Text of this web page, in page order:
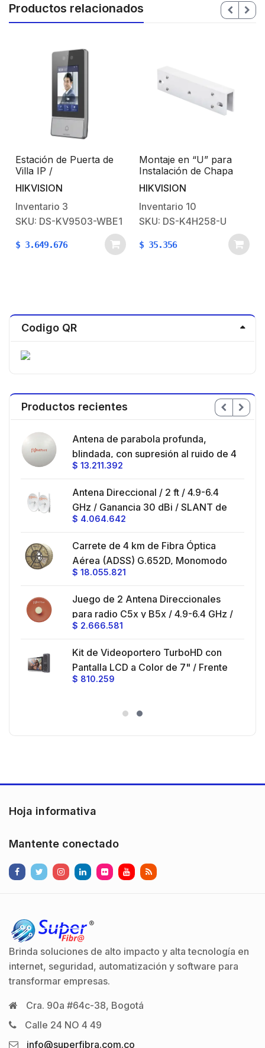
Productos relacionados
Estación de Puerta de
Villa IP /
Reconocimiento Facial /
Pantalla LCD Colorida
de 4,3 Pulgadas / Nivel
deProtección Superior
IK08 e IP65
HIKVISION
Inventario 3
SKU: DS-KV9503-WBE1
$ 3.649.676
Montaje en “U” para
Instalación de Chapa
Magnética DS-K4H258S
en Puerta de Cristal
(Vidrio)
HIKVISION
Inventario 10
SKU: DS-K4H258-U
$ 35.356
Codigo QR
Productos recientes
Antena de parabola profunda,
blindada, con supresión al ruido de 4
ft, 5.9-7.2 GHz, Ganancia 36 dBi con
hasta 80 km, Conectores N-hembra,
montaje con alineación milimétrica.
$ 13.211.392
Antena Direccional / 2 ft / 4.9-6.4
GHz / Ganancia 30 dBi / SLANT de
45 ° y 90 ° / Conector N-Hembra /
Montaje y jumpers incluidos.
$ 4.064.642
Carrete de 4 km de Fibra Óptica
Aérea (ADSS) G.652D, Monomodo
de 24 Hilos, Exterior, Span 200,
$ 18.055.821
Juego de 2 Antena Direccionales
para radio C5x y B5x / 4.9-6.4 GHz /
Ganancia 27 dBi / Montaje incluido.
$ 2.666.581
Kit de Videoportero TurboHD con
Pantalla LCD a Color de 7" / Frente
de Calle para Exterior de
)130° de Visión (Gran Angular)
$ 810.259
Hoja informativa
Mantente conectado
Brinda soluciones de alto impacto y alta tecnología en
internet, seguridad, automatización y software para
transformar empresas.
Cra. 90a #64c-38, Bogotá
Calle 24 NO 4 49
info@superfibra.com.co